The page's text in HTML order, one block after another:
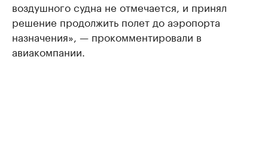
воздушного судна не отмечается, и принял
решение продолжить полет до аэропорта
назначения», — прокомментировали в
авиакомпании.